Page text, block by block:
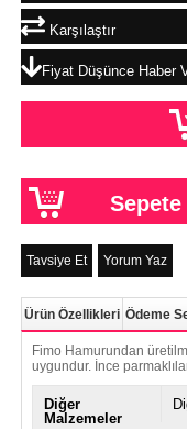
Karşılaştır
Fiyat Düşünce Haber
Tavsiye Et Yorum Yaz
Ürün Özellikleri Ödeme
Fimo Hamurundan
uygundur. İnce
Diğer
Malzemeler